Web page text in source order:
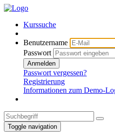
Kurssuche
Benutzername
Passwort
Anmelden
Passwort vergessen?
Registrierung
Informationen zum Demo-
Toggle navigation